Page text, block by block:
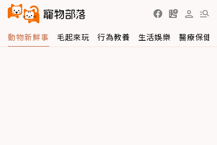
動物新鮮事 毛起來玩 行為教養 生活娛樂 醫療保健